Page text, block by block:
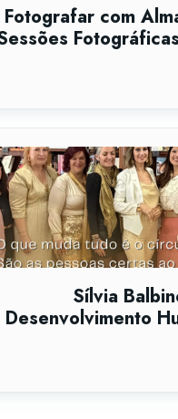
Fotografar com
Sílvia
Desenvolvimento